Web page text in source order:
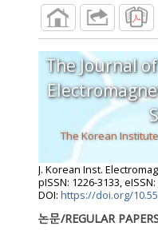
The Journal
The Korean
pISSN: 1226-3133,
DOI: https://doi.org/
논문/REGULAR